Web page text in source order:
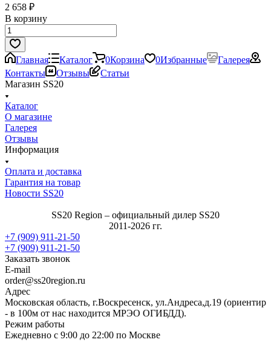
2 658 ₽
В корзину
Главная Каталог 0Корзина 0Избранные
Галерея
Контакты
Отзывы
Статьи
Магазин SS20
Каталог
О магазине
Галерея
Отзывы
Информация
Оплата и доставка
Гарантия на товар
Новости SS20
SS20 Region – официальный дилер SS20
2011-2026 гг.
+7 (909) 911-21-50
+7 (909) 911-21-50
Заказать звонок
E-mail
order@ss20region.ru
Адрес
Московская область, г.Воскресенск, ул.Андреса,д.19 (ориентир
- в 100м от нас находится МРЭО ОГИБДД).
Режим работы
Ежедневно с 9:00 до 22:00 по Москве